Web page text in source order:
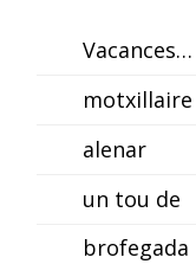
Vacances…
motxillaire
alenar
un tou de
brofegada